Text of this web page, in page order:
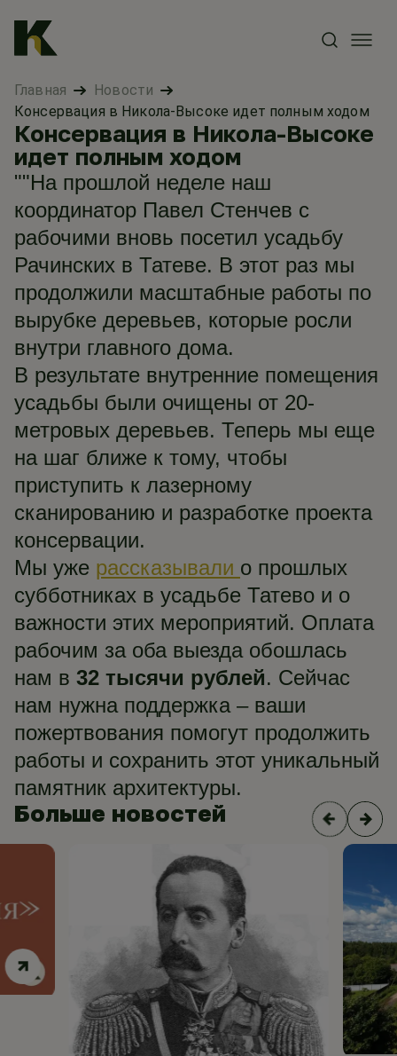
Главная
Новости
Консервация в Никола-Высоке идет полным ходом
Консервация в Никола-Высоке
идет полным ходом
""На прошлой неделе наш
координатор Павел Стенчев с
рабочими вновь посетил усадьбу
Рачинских в Татеве. В этот раз мы
продолжили масштабные работы по
вырубке деревьев, которые росли
внутри главного дома.
В результате внутренние помещения
усадьбы были очищены от 20-
метровых деревьев. Теперь мы еще
на шаг ближе к тому, чтобы
приступить к лазерному
сканированию и разработке проекта
консервации.
Мы уже рассказывали о прошлых
субботниках в усадьбе Татево и о
важности этих мероприятий. Оплата
рабочим за оба выезда обошлась
нам в 32 тысячи рублей. Сейчас
нам нужна поддержка – ваши
пожертвования помогут продолжить
работы и сохранить этот уникальный
памятник архитектуры.
Больше новостей